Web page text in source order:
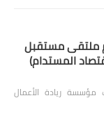
ملتقى مستقبل
المستدام)
نهج رؤية مصر ٢٠٣٠ أقامت مؤسسة ريادة الأعمال